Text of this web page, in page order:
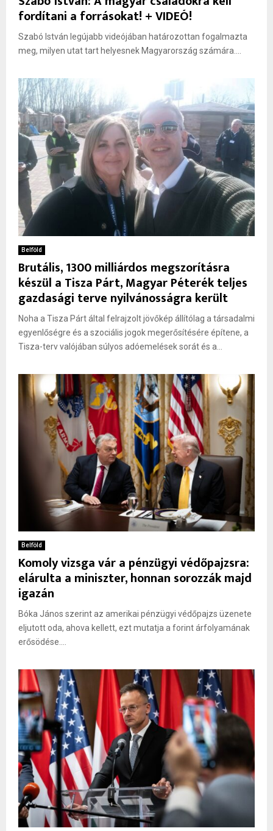
fordítani a forrásokat! + VIDEÓ!
Szabó István legújabb videójában határozottan fogalmazta
meg, milyen utat tart helyesnek Magyarország számára....
Belföld
Brutális, 1300 milliárdos megszorításra
készül a Tisza Párt, Magyar Péterék teljes
gazdasági terve nyilvánosságra került
Noha a Tisza Párt által felrajzolt jövőkép állítólag a társadalmi
egyenlőségre és a szociális jogok megerősítésére építene, a
Tisza-terv valójában súlyos adóemelések sorát és a...
Belföld
Komoly vizsga vár a pénzügyi védőpajzsra:
elárulta a miniszter, honnan sorozzák majd
igazán
Bóka János szerint az amerikai pénzügyi védőpajzs üzenete
eljutott oda, ahova kellett, ezt mutatja a forint árfolyamának
erősödése....